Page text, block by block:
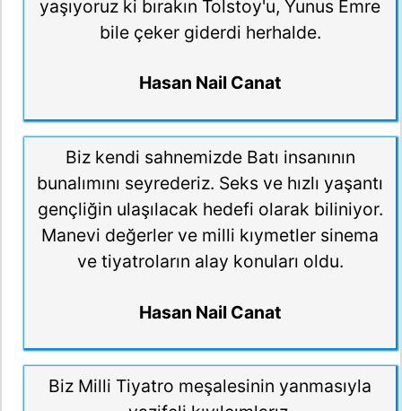
yaşıyoruz ki bırakın Tolstoy'u, Yunus Emre
bile çeker giderdi herhalde.
Hasan Nail Canat
Biz kendi sahnemizde Batı insanının
bunalımını seyrederiz. Seks ve hızlı yaşantı
gençliğin ulaşılacak hedefi olarak biliniyor.
Manevi değerler ve milli kıymetler sinema
ve tiyatroların alay konuları oldu.
Hasan Nail Canat
Biz Milli Tiyatro meşalesinin yanmasıyla